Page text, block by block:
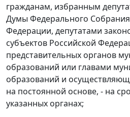
гражданам, избранным
Думы Федерального
Федерации, депутатами
субъектов Российской
представительных органов
образований или главами
образований и
на постоянной основе, - на
указанных органах;